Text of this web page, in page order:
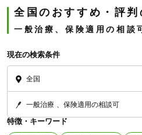
全国のおすすめ・評
一般治療、保険適用の相談
現在の検索条件
全国
一般治療 保険適用の相談可
特徴・キーワード
「健康にはりを見た」